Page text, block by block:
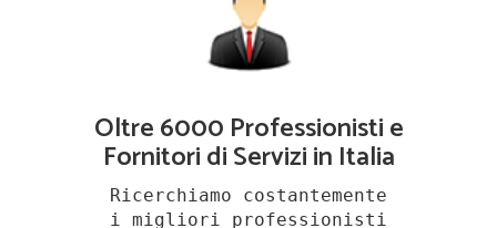
Oltre 6000 Professionisti e
Fornitori di Servizi in Italia
Ricerchiamo costantemente
i migliori professionisti